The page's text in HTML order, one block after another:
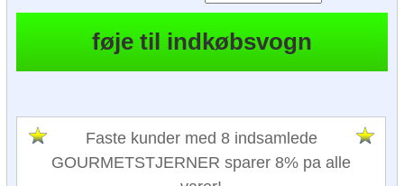
Faste kunder med 8 indsamlede
GOURMETSTJERNER sparer 8% pa alle